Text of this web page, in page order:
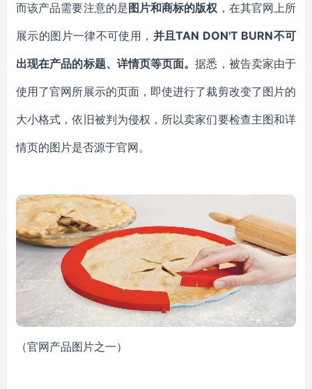
而该产品需要注意的是 图片和商标的版权 ，在其官网上所
展示的图片一律不可使用， 并且TAN DON'T BURN不可
出现在产品的标题、详情页等页面。据悉，被告卖家由于
使用了官网所展示的页面，即使进行了裁剪改变了图片的
大小格式，依旧被判为侵权，所以卖家们要检查主图和详
情页的图片是否源于官网。
（官网产品图片之一）